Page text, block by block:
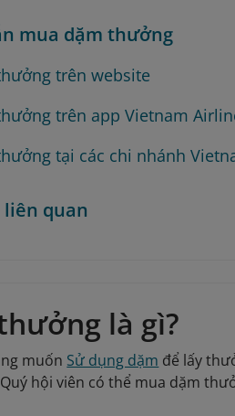
mua dặm thưởng
trên website
trên app Vietnam
tại các chi nhánh
quan
là gì?
muốn Sử dụng dặm để lấy
hội viên có thể mua dặm